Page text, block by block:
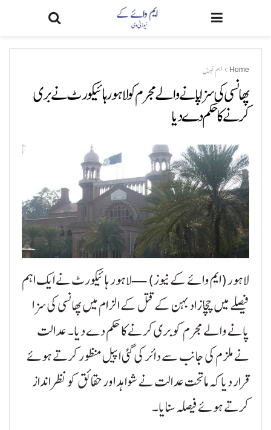
Home اہم خبریں
پھانسی کی سزا پانے والے مجرم کو لاہور ہائیکورٹ نے بری
کرنے کا حکم دے دیا
لاہور (ایم وائے کے نیوز) — لاہور ہائیکورٹ نے ایک اہم
فیصلے میں چچا زاد بہن کے قتل کے الزام میں پھانسی کی سزا
پانے والے مجرم کو بری کرنے کا حکم دے دیا۔ عدالت
نے ملزم کی جانب سے دائر کی گئی اپیل منظور کرتے ہوئے
قرار دیا کہ ماتحت عدالت نے شواہد اور حقائق کو نظر انداز
کرتے ہوئے فیصلہ سنایا۔